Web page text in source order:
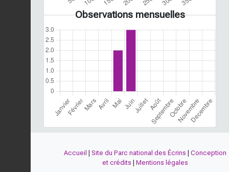
Observations mensuelles
Accueil Site du Parc national des Écrins
Conception
et crédits
Mentions légales